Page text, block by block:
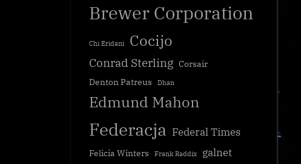
Brewer Corporation
Chi Eridani Cocijo
Conrad Sterling Corsair
Denton Patreus
Dhan
Edmund Mahon
Federacja Federal Times
Felicia Winters Frank Raddix
galnet